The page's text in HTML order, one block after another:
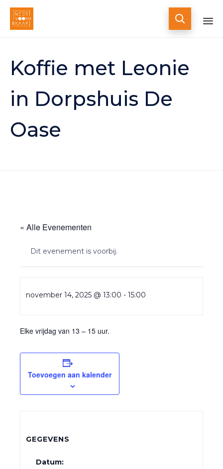

content
Koffie met Leonie
in Dorpshuis De
Oase
« Alle Evenementen
Dit evenement is voorbij.
november 14, 2025 @ 13:00 -15:00
Elke vrijdag van 13 – 15 uur.
Toevoegen aan kalender
GEGEVENS
Datum: